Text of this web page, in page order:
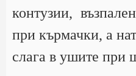
контузии,
при кърмачки, а
слага в ушите при